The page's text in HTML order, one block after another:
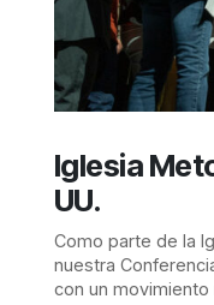
Iglesia
UU.
Como parte de la
nuestra
con un movimiento